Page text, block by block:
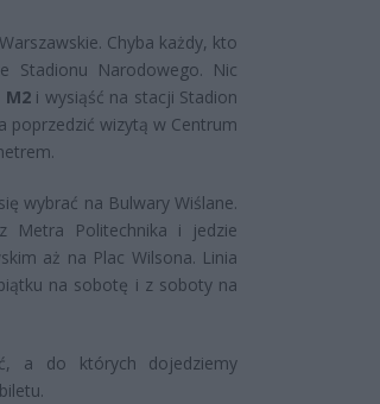
Chyba każdy, kto
Stadionu Narodowego. Nic
M2i wysiąść na stacji Stadion
poprzedzić wizytą w Centrum
wybrać na Bulwary Wiślane.
Metra Politechnika i jedzie
aż na Plac Wilsona. Linia
na sobotę i z soboty na
a do których dojedziemy